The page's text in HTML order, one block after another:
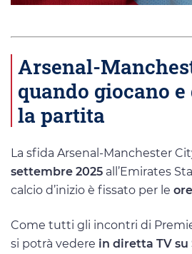
Arsenal-
quando giocano
la partita
La sfida Arsenal-Manchester
settembre 2025 all’Emirates
calcio d’inizio è fissato per le
Come tutti gli incontri di
si potrà vedere in diretta TV su